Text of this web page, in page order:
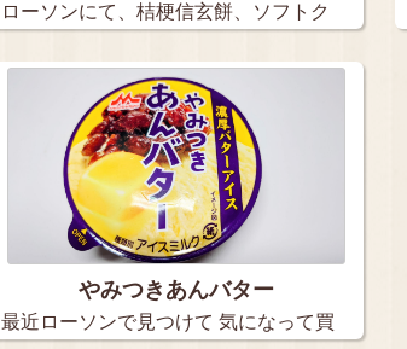
ローソンにて、桔梗信玄餅、ソフトク
やみつきあんバター
最近ローソンで見つけて 気になって買